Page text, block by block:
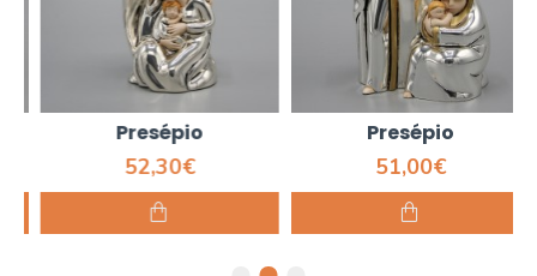
Presépio
52,30€
Presépio
51,00€